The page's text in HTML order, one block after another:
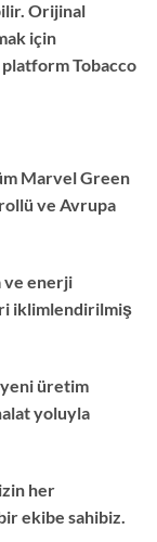
Orijinal
için
Tobacco
Marvel Green
ve Avrupa
ve enerji
iklimlendirilmiş
üretim
yoluyla
her
ekibe sahibiz.